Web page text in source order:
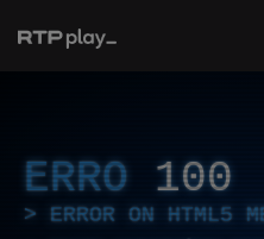
ERRO 100
ERROR ON HTML5